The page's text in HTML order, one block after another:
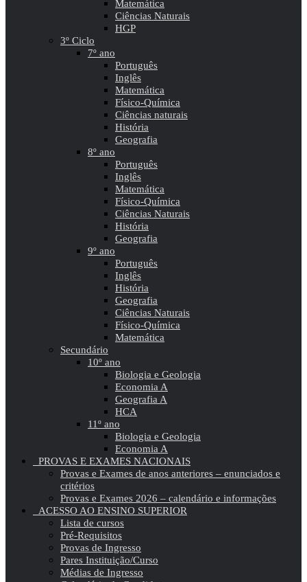
Matemática
Ciências Naturais
HGP
3º Ciclo
7º ano
Português
Inglês
Matemática
Físico-Química
Ciências naturais
História
Geografia
8º ano
Português
Inglês
Matemática
Físico-Química
Ciências Naturais
História
Geografia
9º ano
Português
Inglês
História
Geografia
Ciências Naturais
Físico-Química
Matemática
Secundário
10º ano
Biologia e Geologia
Economia A
Geografia A
HCA
11º ano
Biologia e Geologia
Economia A
PROVAS E EXAMES NACIONAIS
Provas e Exames de anos anteriores – enunciados e
critérios
Provas e Exames 2026 – calendário e informações
ACESSO AO ENSINO SUPERIOR
Lista de cursos
Pré-Requisitos
Provas de Ingresso
Pares Instituição/Curso
Médias de Ingresso